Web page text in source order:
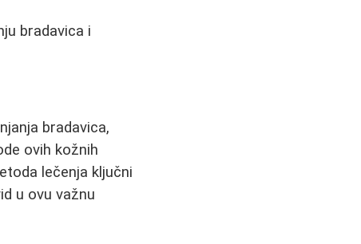
bradavica i
bradavica,
ovih kožnih
lečenja ključni
u ovu važnu